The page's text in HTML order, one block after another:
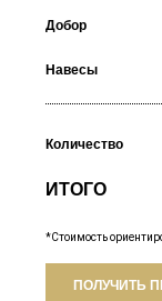
Добор
Навесы
Количество
ИТОГО
*Стоимость
ПОЛУЧИТЬ